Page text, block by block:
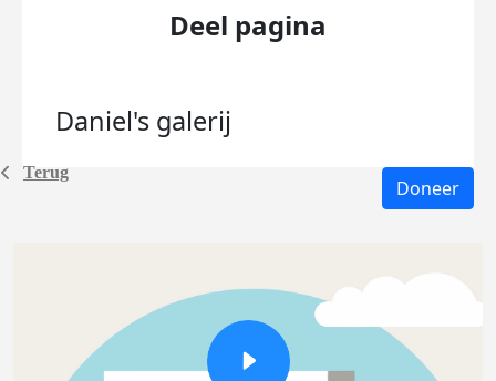
Terug
Deel pagina
Daniel's galerij
Doneer